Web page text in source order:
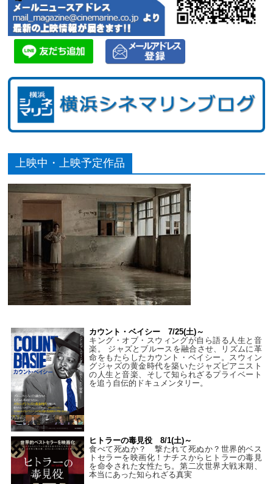
上映中・上映予定作品
カウント・ベイシー 7/25(土)～
キング・オブ・スウィングが自ら語る人生と音
楽。 ジャズとブルースを融合させ、リズムに革
命をもたらしたカウント・ベイシー。スウィン
グジャズの黄金時代を築いたジャズピアニスト
の人生と音楽、そして知られざるプライベート
を追う自伝的ドキュメンタリー。
ヒトラーの毒見役 8/1(土)～
食べて死ぬか？ 撃たれて死ぬか？世界的ベス
トセラーを映画化！ナチスからヒトラーの毒見
を命令された女性たち。第二次世界大戦末期、
本当にあった知られざる真実